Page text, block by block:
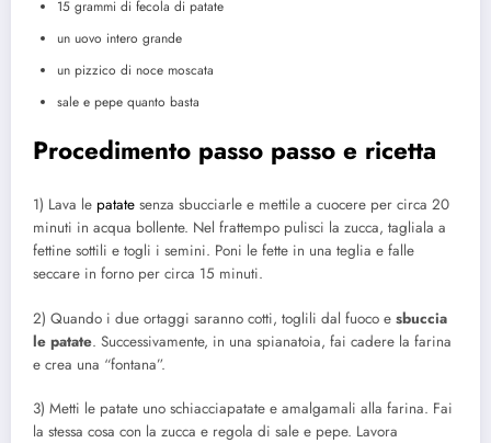
15 grammi di fecola di patate
un uovo intero grande
un pizzico di noce moscata
sale e pepe quanto basta
Procedimento passo passo e ricetta
1) Lava le patate senza sbucciarle e mettile a cuocere per circa 20
minuti in acqua bollente. Nel frattempo pulisci la zucca, tagliala a
fettine sottili e togli i semini. Poni le fette in una teglia e falle
seccare in forno per circa 15 minuti.
2) Quando i due ortaggi saranno cotti, toglili dal fuoco e sbuccia
le patate. Successivamente, in una spianatoia, fai cadere la farina
e crea una “fontana”.
3) Metti le patate uno schiacciapatate e amalgamali alla farina. Fai
la stessa cosa con la zucca e regola di sale e pepe. Lavora